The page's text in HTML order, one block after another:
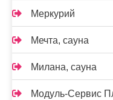
Меркурий
Мечта, сауна
Милана, сауна
Модуль-Сервис